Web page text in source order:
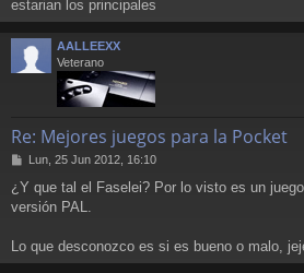
estarian los principales
AALLEEXX
Veterano
Re: Mejores juegos para la Pocket
M
n
s
j
Lun, 25 Jun 2012, 16:10
¿Y que tal el Faselei? Por lo visto es un
versión PAL.
Lo que desconozco es si es bueno o malo,